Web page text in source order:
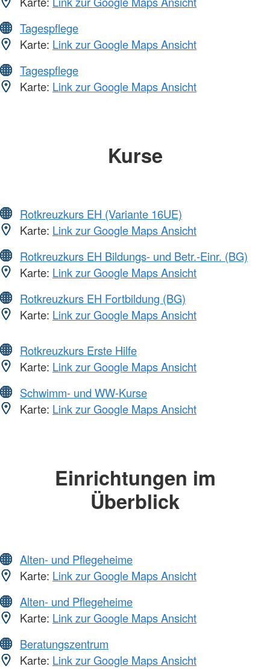
Tagespflege
Karte: Link zur Google Maps Ansicht
Tagespflege
Karte: Link zur Google Maps Ansicht
Kurse
Rotkreuzkurs EH (Variante 16UE)
Karte: Link zur Google Maps Ansicht
Rotkreuzkurs EH Bildungs- und Betr.-Einr. (BG)
Karte: Link zur Google Maps Ansicht
Rotkreuzkurs EH Fortbildung (BG)
Karte: Link zur Google Maps Ansicht
Rotkreuzkurs Erste Hilfe
Karte: Link zur Google Maps Ansicht
Schwimm- und WW-Kurse
Karte: Link zur Google Maps Ansicht
Einrichtungen im
Überblick
Alten- und Pflegeheime
Karte: Link zur Google Maps Ansicht
Alten- und Pflegeheime
Karte: Link zur Google Maps Ansicht
Beratungszentrum
Karte: Link zur Google Maps Ansicht